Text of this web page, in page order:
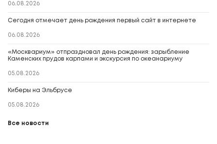
06.08.2026
Сегодня отмечает день рождения первый сайт в интернете
06.08.2026
«Москвариум» отпраздновал день рождения: зарыбление
Каменских прудов карпами и экскурсия по океанариуму
05.08.2026
Киберы на Эльбрусе
05.08.2026
Все новости